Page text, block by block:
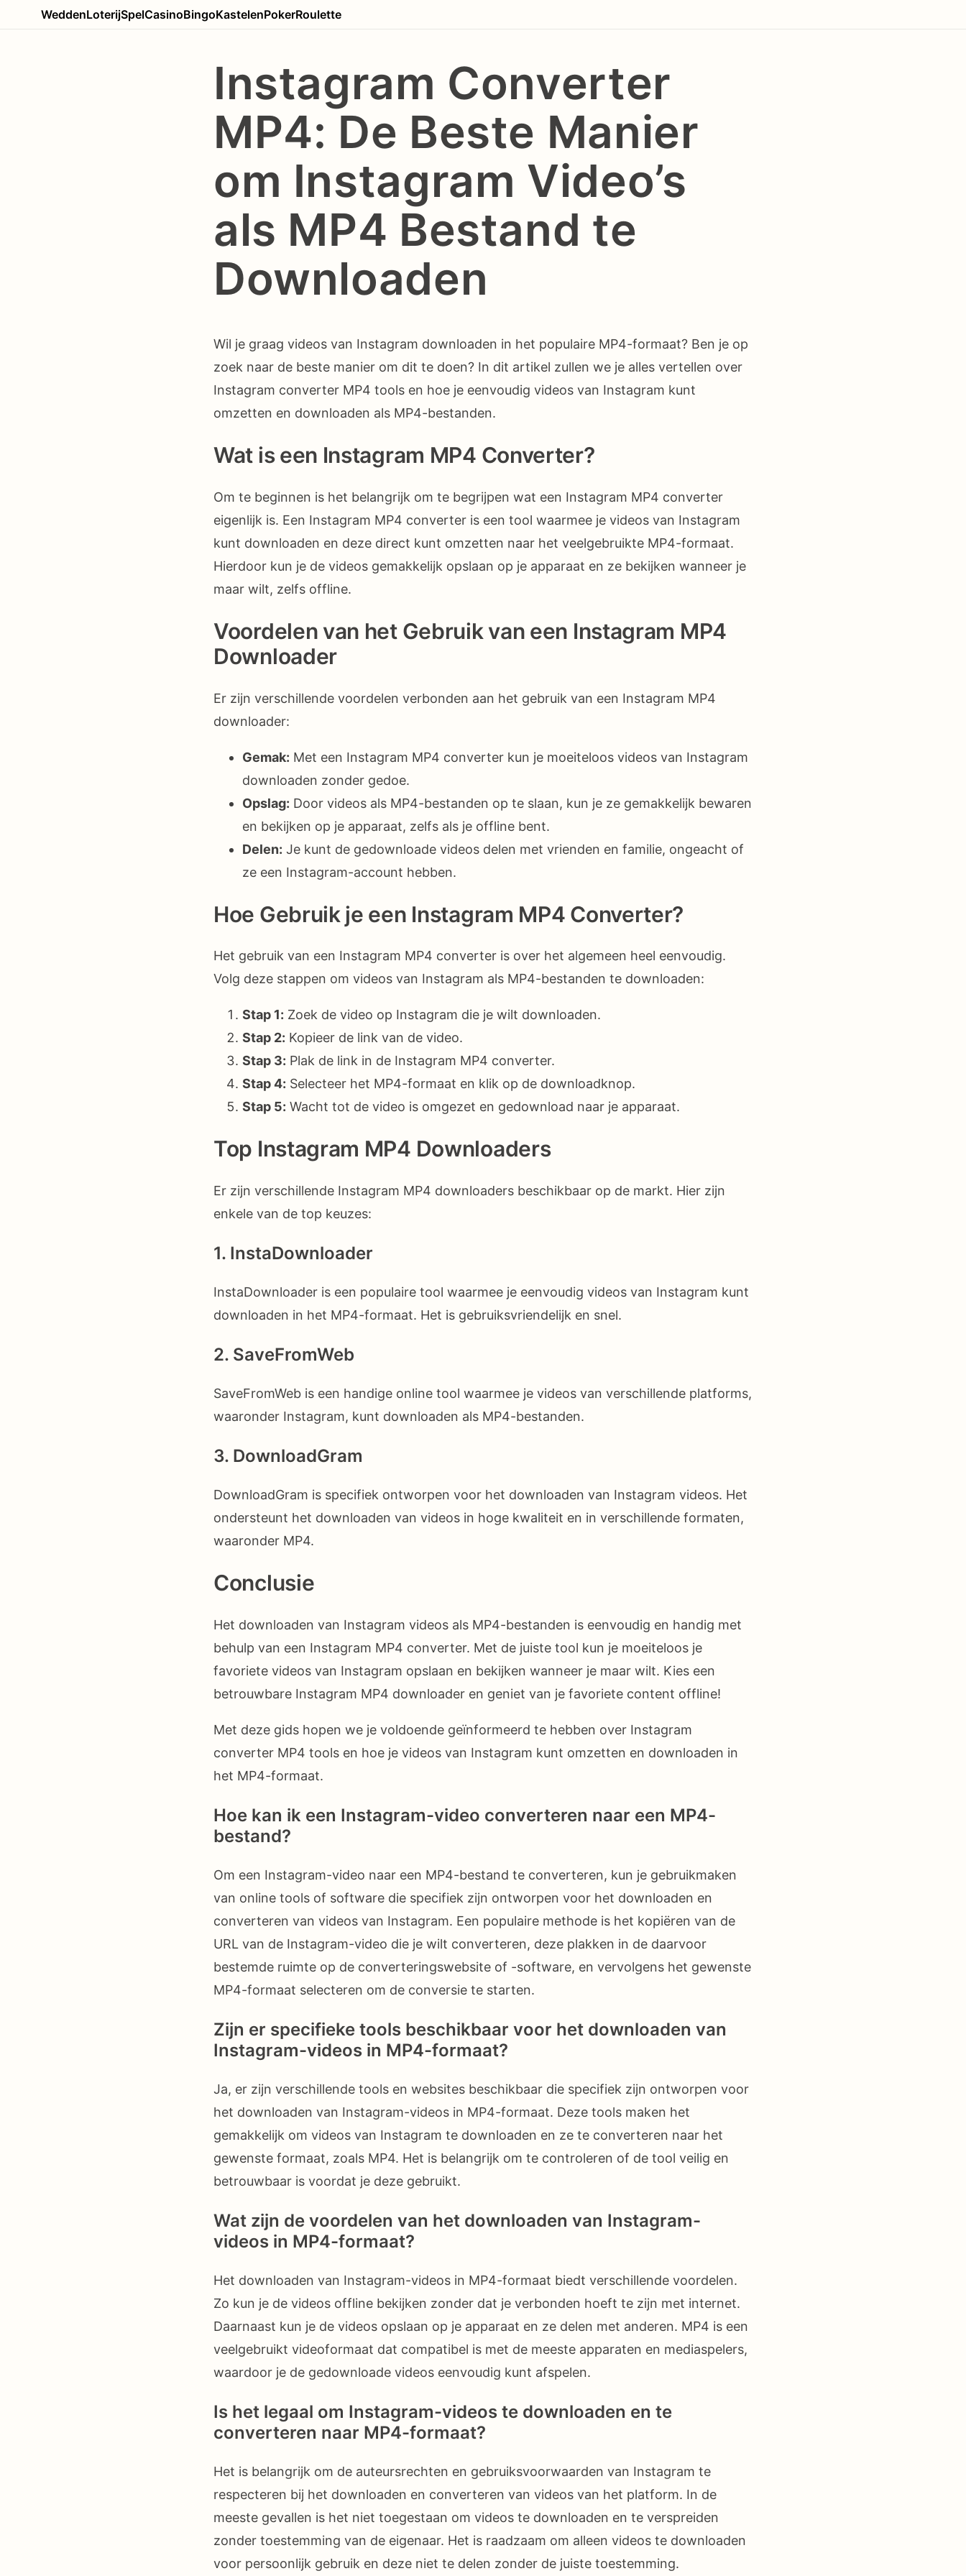
WeddenLoterijSpelCasinoBingoKastelenPokerRoulette
Instagram Converter
MP4: De Beste Manier
om Instagram Video’s
als MP4 Bestand te
Downloaden
Wil je graag videos van Instagram downloaden in het populaire MP4-formaat? Ben je op
zoek naar de beste manier om dit te doen? In dit artikel zullen we je alles vertellen over
Instagram converter MP4 tools en hoe je eenvoudig videos van Instagram kunt
omzetten en downloaden als MP4-bestanden.
Wat is een Instagram MP4 Converter?
Om te beginnen is het belangrijk om te begrijpen wat een Instagram MP4 converter
eigenlijk is. Een Instagram MP4 converter is een tool waarmee je videos van Instagram
kunt downloaden en deze direct kunt omzetten naar het veelgebruikte MP4-formaat.
Hierdoor kun je de videos gemakkelijk opslaan op je apparaat en ze bekijken wanneer je
maar wilt, zelfs offline.
Voordelen van het Gebruik van een Instagram MP4
Downloader
Er zijn verschillende voordelen verbonden aan het gebruik van een Instagram MP4
downloader:
Gemak: Met een Instagram MP4 converter kun je moeiteloos videos van Instagram
downloaden zonder gedoe.
Opslag: Door videos als MP4-bestanden op te slaan, kun je ze gemakkelijk bewaren
en bekijken op je apparaat, zelfs als je offline bent.
Delen: Je kunt de gedownloade videos delen met vrienden en familie, ongeacht of
ze een Instagram-account hebben.
Hoe Gebruik je een Instagram MP4 Converter?
Het gebruik van een Instagram MP4 converter is over het algemeen heel eenvoudig.
Volg deze stappen om videos van Instagram als MP4-bestanden te downloaden:
Stap 1: Zoek de video op Instagram die je wilt downloaden.
Stap 2: Kopieer de link van de video.
Stap 3: Plak de link in de Instagram MP4 converter.
Stap 4: Selecteer het MP4-formaat en klik op de downloadknop.
Stap 5: Wacht tot de video is omgezet en gedownload naar je apparaat.
Top Instagram MP4 Downloaders
Er zijn verschillende Instagram MP4 downloaders beschikbaar op de markt. Hier zijn
enkele van de top keuzes:
1. InstaDownloader
InstaDownloader is een populaire tool waarmee je eenvoudig videos van Instagram kunt
downloaden in het MP4-formaat. Het is gebruiksvriendelijk en snel.
2. SaveFromWeb
SaveFromWeb is een handige online tool waarmee je videos van verschillende platforms,
waaronder Instagram, kunt downloaden als MP4-bestanden.
3. DownloadGram
DownloadGram is specifiek ontworpen voor het downloaden van Instagram videos. Het
ondersteunt het downloaden van videos in hoge kwaliteit en in verschillende formaten,
waaronder MP4.
Conclusie
Het downloaden van Instagram videos als MP4-bestanden is eenvoudig en handig met
behulp van een Instagram MP4 converter. Met de juiste tool kun je moeiteloos je
favoriete videos van Instagram opslaan en bekijken wanneer je maar wilt. Kies een
betrouwbare Instagram MP4 downloader en geniet van je favoriete content offline!
Met deze gids hopen we je voldoende geïnformeerd te hebben over Instagram
converter MP4 tools en hoe je videos van Instagram kunt omzetten en downloaden in
het MP4-formaat.
Hoe kan ik een Instagram-video converteren naar een MP4-
bestand?
Om een Instagram-video naar een MP4-bestand te converteren, kun je gebruikmaken
van online tools of software die specifiek zijn ontworpen voor het downloaden en
converteren van videos van Instagram. Een populaire methode is het kopiëren van de
URL van de Instagram-video die je wilt converteren, deze plakken in de daarvoor
bestemde ruimte op de converteringswebsite of -software, en vervolgens het gewenste
MP4-formaat selecteren om de conversie te starten.
Zijn er specifieke tools beschikbaar voor het downloaden van
Instagram-videos in MP4-formaat?
Ja, er zijn verschillende tools en websites beschikbaar die specifiek zijn ontworpen voor
het downloaden van Instagram-videos in MP4-formaat. Deze tools maken het
gemakkelijk om videos van Instagram te downloaden en ze te converteren naar het
gewenste formaat, zoals MP4. Het is belangrijk om te controleren of de tool veilig en
betrouwbaar is voordat je deze gebruikt.
Wat zijn de voordelen van het downloaden van Instagram-
videos in MP4-formaat?
Het downloaden van Instagram-videos in MP4-formaat biedt verschillende voordelen.
Zo kun je de videos offline bekijken zonder dat je verbonden hoeft te zijn met internet.
Daarnaast kun je de videos opslaan op je apparaat en ze delen met anderen. MP4 is een
veelgebruikt videoformaat dat compatibel is met de meeste apparaten en mediaspelers,
waardoor je de gedownloade videos eenvoudig kunt afspelen.
Is het legaal om Instagram-videos te downloaden en te
converteren naar MP4-formaat?
Het is belangrijk om de auteursrechten en gebruiksvoorwaarden van Instagram te
respecteren bij het downloaden en converteren van videos van het platform. In de
meeste gevallen is het niet toegestaan om videos te downloaden en te verspreiden
zonder toestemming van de eigenaar. Het is raadzaam om alleen videos te downloaden
voor persoonlijk gebruik en deze niet te delen zonder de juiste toestemming.